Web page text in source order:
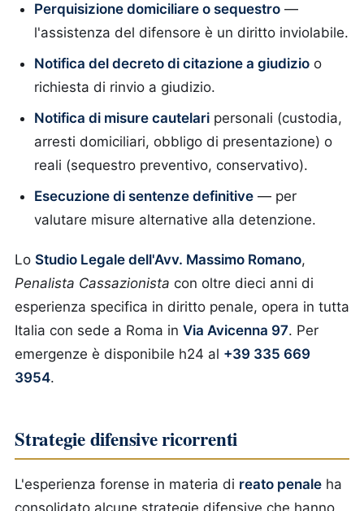
Perquisizione domiciliare o sequestro —
l'assistenza del difensore è un diritto inviolabile.
Notifica del decreto di citazione a giudizio o
richiesta di rinvio a giudizio.
Notifica di misure cautelari personali (custodia,
arresti domiciliari, obbligo di presentazione) o
reali (sequestro preventivo, conservativo).
Esecuzione di sentenze definitive — per
valutare misure alternative alla detenzione.
Lo Studio Legale dell'Avv. Massimo Romano,
Penalista Cassazionista con oltre dieci anni di
esperienza specifica in diritto penale, opera in tutta
Italia con sede a Roma in Via Avicenna 97. Per
emergenze è disponibile h24 al +39 335 669
3954.
Strategie difensive ricorrenti
L'esperienza forense in materia di reato penale ha
consolidato alcune strategie difensive che hanno